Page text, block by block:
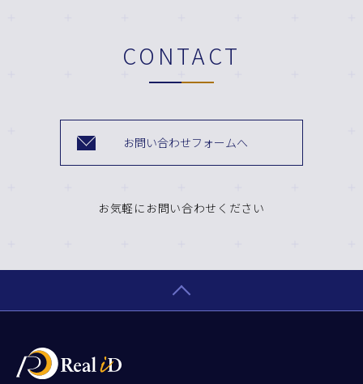
CONTACT
お問い合わせフォームへ
お気軽にお問い合わせください